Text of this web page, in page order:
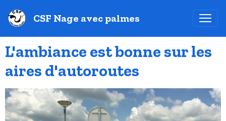
CSF Nage avec palmes
L'ambiance est bonne sur les
aires d'autoroutes